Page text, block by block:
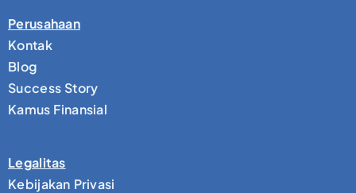
Perusahaan
Kontak
Blog
Success Story
Kamus Finansial
Legalitas
Kebijakan Privasi